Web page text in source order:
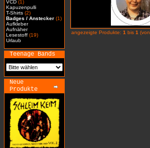
VCD (1)
Kapuzenpulli
T-Shirts (2)
Badges / Anstecker (1)
Aufkleber
Aufnäher
Lesestoff (19)
Urlaub
Teenage Bands
Neue
Produkte
angezeigte Produkte: 1 bis 1 (von